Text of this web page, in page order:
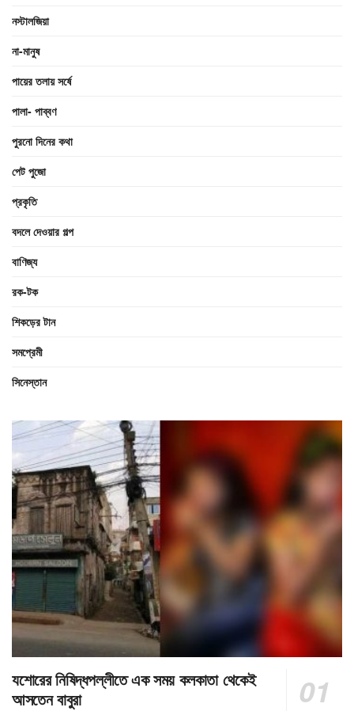
নস্টালজিয়া
না-মানুষ
পায়ের তলায় সর্ষে
পালা- পাব্বণ
পুরনো দিনের কথা
পেট পুজো
প্রকৃতি
বদলে দেওয়ার গল্প
বাণিজ্য
রক-টক
শিকড়ের টান
সমপ্রেমী
সিনেস্তান
যশোরের নিষিদ্ধপল্লীতে এক সময় কলকাতা থেকেই
আসতেন বাবুরা